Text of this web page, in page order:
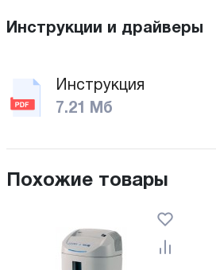
Инструкции и драйверы
Инструкция
7.21 Мб
Похожие товары